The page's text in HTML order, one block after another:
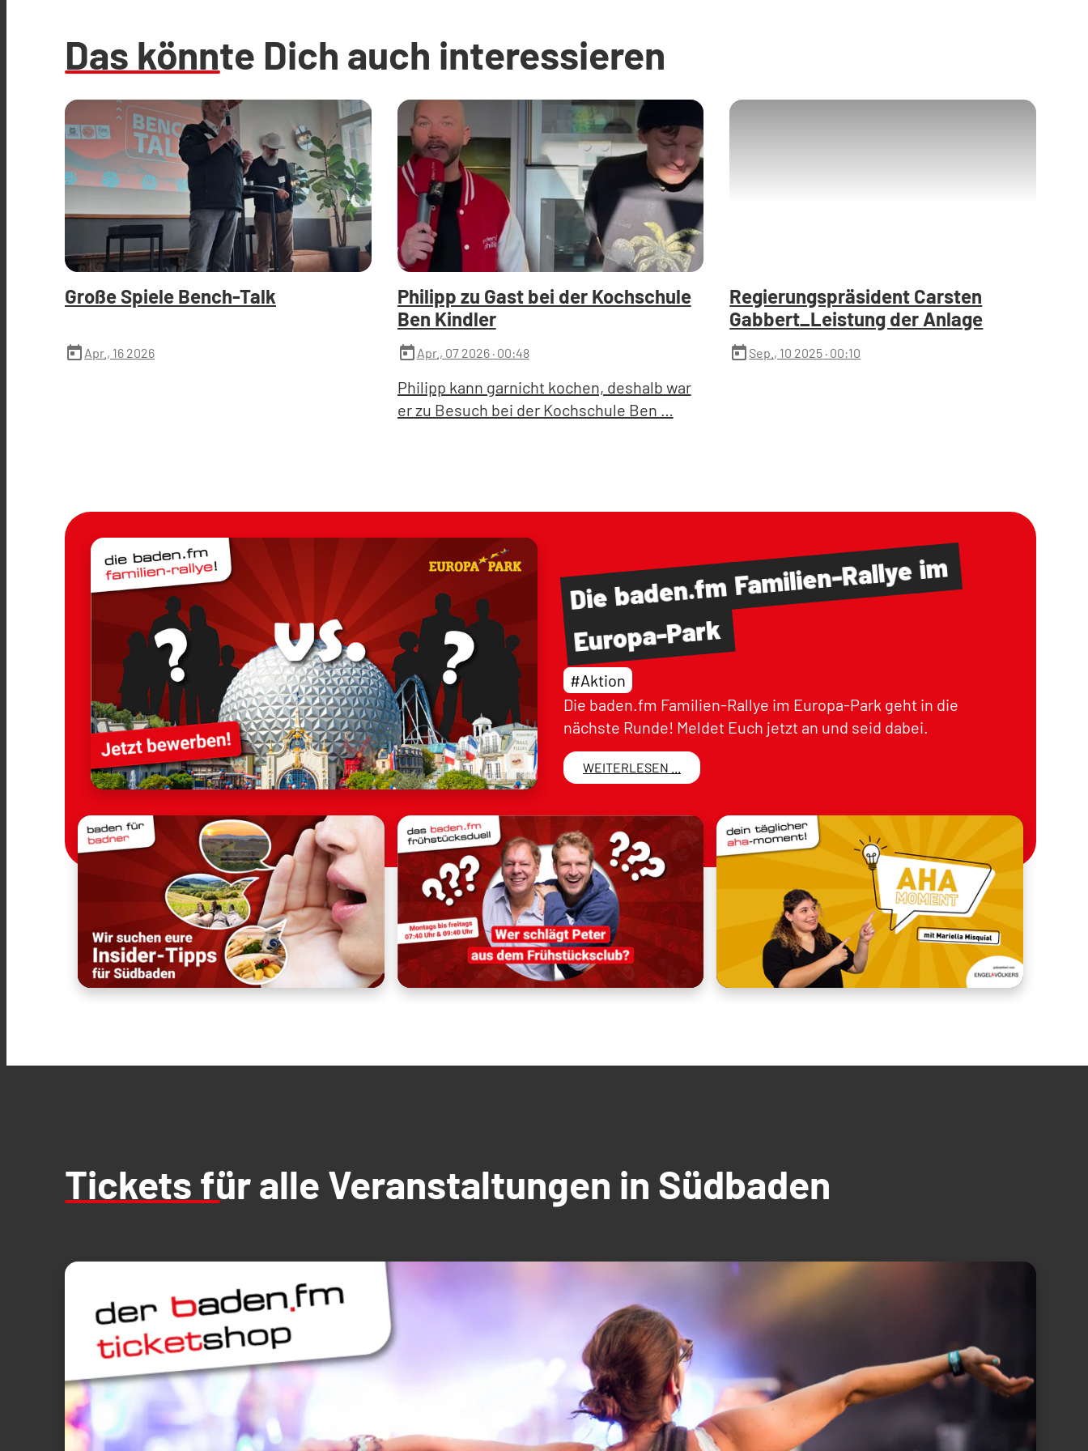
Das könnte Dich auch interessieren
Große Spiele Bench-Talk
today Apr., 16 2026
Philipp zu Gast bei der Kochschule
Ben Kindler
today Apr., 07 2026· 00:48
Philipp kann garnicht kochen, deshalb war
er zu Besuch bei der Kochschule Ben …
Regierungspräsident Carsten
Gabbert_Leistung der Anlage
today Sep., 10 2025 · 00:10
Die baden.fmFamilien-Rallyeim
Europa-Park
#Aktion
Die baden.fm Familien-Rallye im Europa-Park geht in die
nächste Runde! Meldet Euch jetzt an und seid dabei.
WEITERLESEN ...
Tickets für alle Veranstaltungen in Südbaden